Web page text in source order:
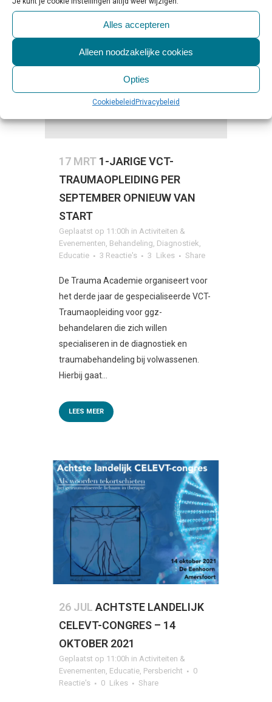
Alles accepteren
Alleen noodzakelijke cookies
Opties
Cookiebeleid Privacybeleid
17 MRT 1-JARIGE VCT-
TRAUMAOPLEIDING PER
SEPTEMBER OPNIEUW VAN
START
Geplaatst op 11:00h in Activiteiten &
Evenementen Behandeling Diagnostiek
Educatie
3 Reactie's 3 Likes Share
De Trauma Academie organiseert voor
het derde jaar de gespecialiseerde VCT-
Traumaopleiding voor ggz-
behandelaren die zich willen
specialiseren in de diagnostiek en
traumabehandeling bij volwassenen.
Hierbij gaat...
LEES MEER
26 JUL ACHTSTE LANDELIJK
CELEVT-CONGRES – 14
OKTOBER 2021
Geplaatst op 11:00h in Activiteiten &
Evenementen Educatie Persbericht
0
Reactie's
0 Likes Share